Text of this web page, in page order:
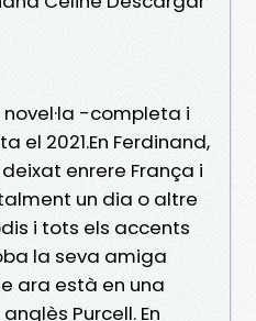
-completa i
el 2021.En Ferdinand,
enrere França i
un dia o altre
i tots els accents
la seva amiga
ara està en una
Purcell. En